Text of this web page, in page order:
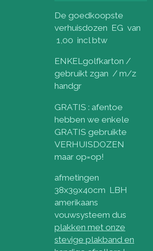
De goedkoopste
verhuisdozen EG van
1,00 incl btw
ENKELgolfkarton /
gebruikt zgan / m/z
handgr
GRATIS : afentoe
hebben we enkele
GRATIS gebruikte
VERHUISDOZEN
maar op=op!
afmetingen
38x39x40cm LBH
amerikaans
vouwsysteem dus
plakken met onze
stevige plakband en